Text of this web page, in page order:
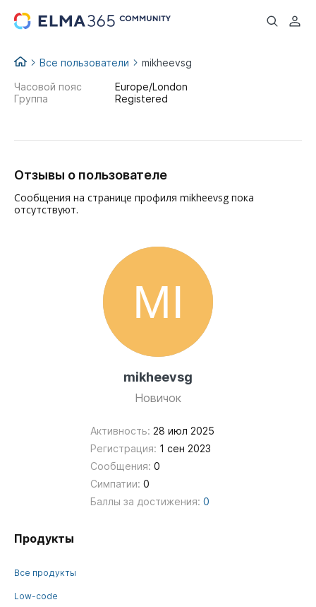
...
Все пользователи mikheevsg
mikheevsg
Новичок
Активность: 28 июл 2025
Регистрация: 1 сен 2023
Сообщения: 0
Симпатии: 0
Баллы за достижения: 0
Часовой пояс
Europe/London
Группа
Registered
Отзывы о пользователе
Сообщения на странице профиля mikheevsg пока
отсутствуют.
Продукты
Все продукты
Low-code